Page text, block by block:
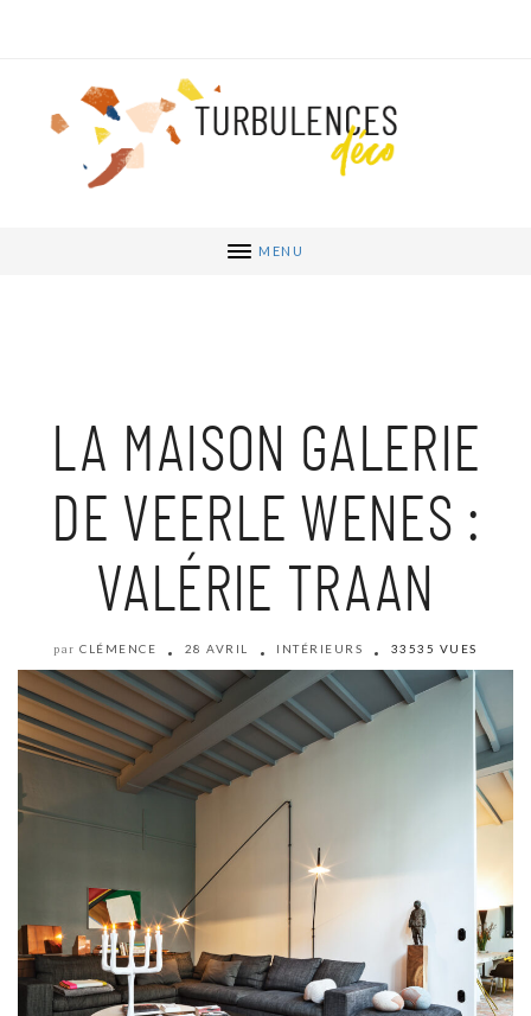
MENU
LA MAISON GALERIE
DE VEERLE WENES :
VALÉRIE TRAAN
par CLÉMENCE 28 AVRIL INTÉRIEURS 33535 VUES